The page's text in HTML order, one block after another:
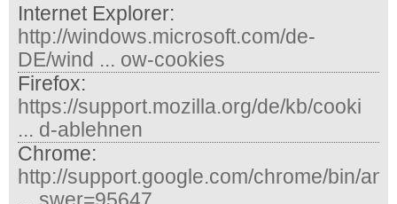
Internet Explorer:
http://windows.microsoft.com/de-
DE/wind ... ow-cookies
Firefox:
https://support.mozilla.org/de/kb/cooki
... d-ablehnen
Chrome:
http://support.google.com/chrome/bin/an